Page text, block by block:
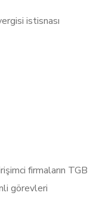
istisnası
firmaların TGB
görevleri